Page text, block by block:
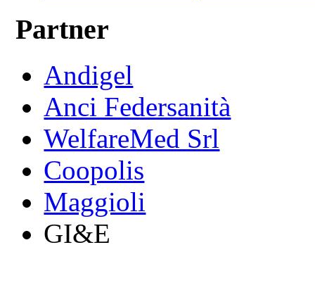
Partner
Andigel
Anci Federsanità
WelfareMed Srl
Coopolis
Maggioli
GI&E